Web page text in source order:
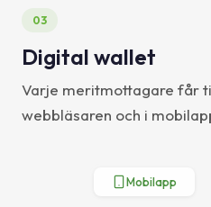
03
Digital wallet
Varje meritmottagare får
webbläsaren och i
Mobilapp